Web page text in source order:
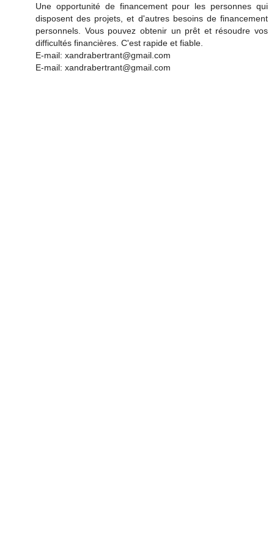
Une opportunité de financement pour les personnes qui
disposent des projets, et d'autres besoins de financement
personnels. Vous pouvez obtenir un prêt et résoudre vos
difficultés financières. C'est rapide et fiable.
E-mail: xandrabertrant@gmail.com
E-mail: xandrabertrant@gmail.com